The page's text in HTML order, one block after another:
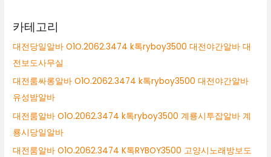
카테고리
대전당일알바 O1O.2062.3474 k톡ryboy3500 대전야간알바 대
전보도사무실
대전룸싸롱알바 O1O.2062.3474 k톡ryboy3500 대전야간알바
유성밤알바
대전룸알바 O1O.2062.3474 k톡ryboy3500 계룡시투잡알바 계
룡시당일알바
대전룸알바 O1O.2062.3474 K톡RYBOY3500 고양시노래방보도